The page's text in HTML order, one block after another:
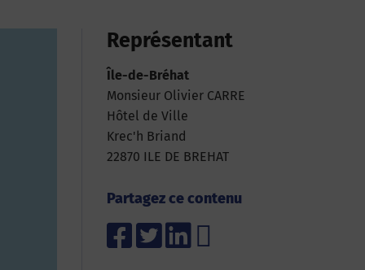
Représentant
Île-de-Bréhat
Monsieur Olivier CARRE
Hôtel de Ville
Krec'h Briand
22870 ILE DE BREHAT
Partagez ce contenu